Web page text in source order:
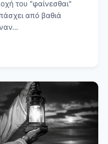
του "φαίνεσθαι"
από βαθιά